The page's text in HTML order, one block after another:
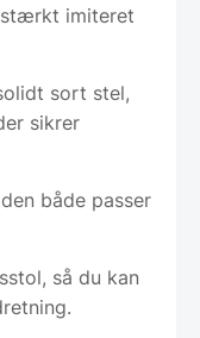
imiteret
sort stel,
sikrer
både passer
så du kan